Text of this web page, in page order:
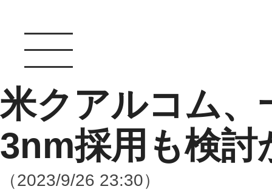
米クアルコム、
3nm採用も検討
（2023/9/26 23:30）